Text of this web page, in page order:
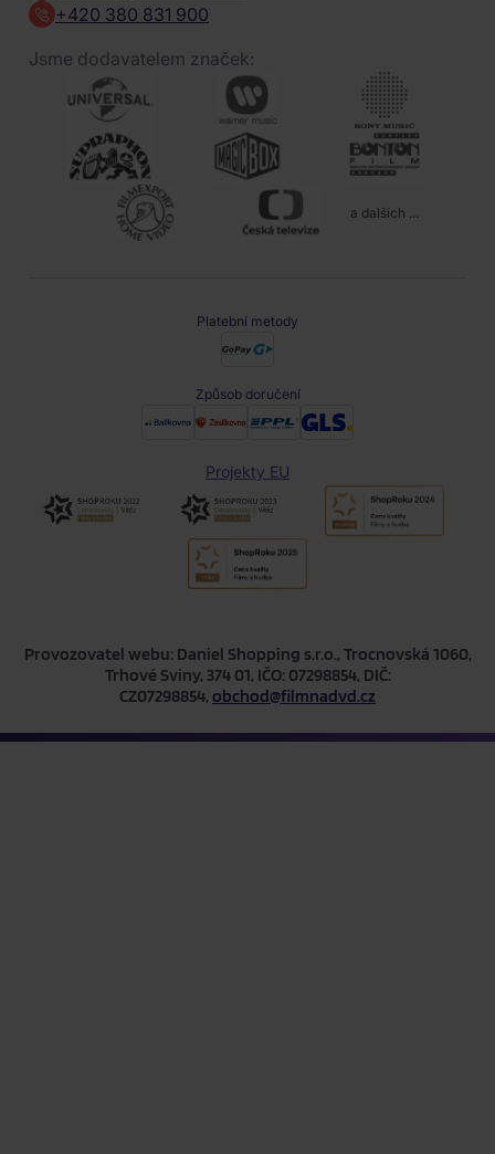
+420 380 831 900
Jsme dodavatelem značek:
a dalších ...
Platební metody
Způsob doručení
Projekty EU
Provozovatel webu: Daniel Shopping s.r.o., Trocnovská 1060,
Trhové Sviny, 374 01, IČO: 07298854, DIČ:
CZ07298854, obchod@filmnadvd.cz